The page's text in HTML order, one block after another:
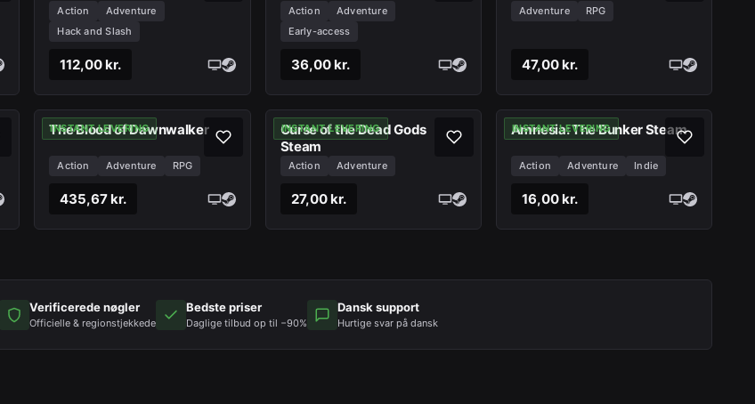
Action
Adventure
Hack and Slash
112,00 kr.
Action
Adventure
Early-access
36,00 kr.
Adventure RPG
47,00 kr.
INSTANT LEVERING
The Blood of Dawnwalker
Action Adventure RPG
435,67 kr.
INSTANT LEVERING
Curse of the Dead Gods
Steam
Action Adventure
27,00 kr.
INSTANT LEVERING
Amnesia: The Bunker Steam
Action Adventure Indie
16,00 kr.
Verificerede nøgler
Officielle & regionstjekkede
Bedste priser
Daglige tilbud op til −90%
Dansk support
Hurtige svar på dansk